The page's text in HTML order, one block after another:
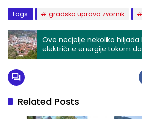
Tags: gradska uprava zvornik
Ove nedjelje nekoliko hiljada
električne energije tokom
Related Posts